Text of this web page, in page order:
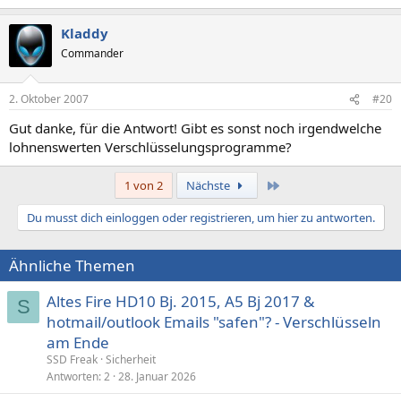
Kladdy
Commander
2. Oktober 2007 #20
Gut danke, für die Antwort! Gibt es sonst noch irgendwelche
lohnenswerten Verschlüsselungsprogramme?
1 von 2 Nächste
Du musst dich einloggen oder registrieren, um hier zu antworten.
Ähnliche Themen
S
Altes Fire HD10 Bj. 2015, A5 Bj 2017 &
hotmail/outlook Emails "safen"? - Verschlüsseln
am Ende
SSD Freak Sicherheit
Antworten 2 28. Januar 2026